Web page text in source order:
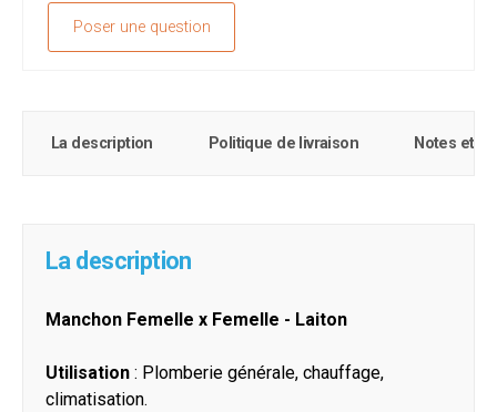
Poser une question
La description Politique de livraison Notes et
La description
Manchon Femelle x Femelle - Laiton
Utilisation : Plomberie générale, chauffage,
climatisation.